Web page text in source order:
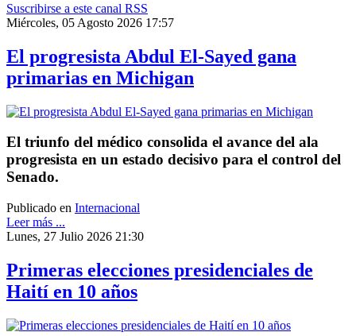
Suscribirse a este canal RSS
Miércoles, 05 Agosto 2026 17:57
El progresista Abdul El-Sayed gana
primarias en Michigan
El triunfo del médico consolida el avance del ala
progresista en un estado decisivo para el control del
Senado.
Publicado en Internacional
Leer más ...
Lunes, 27 Julio 2026 21:30
Primeras elecciones presidenciales de
Haití en 10 años